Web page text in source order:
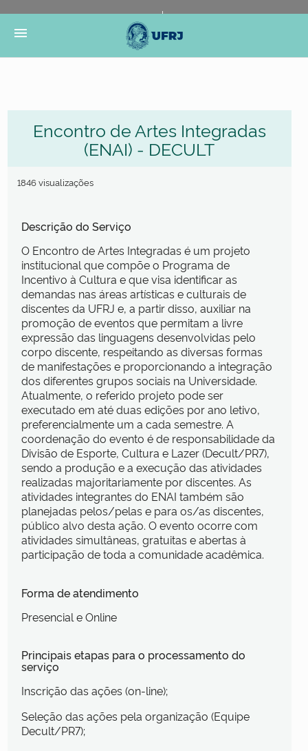
Portal do Governo Brasileiro
Governo
menu
Encontro de Artes Integradas
(ENAI) - DECULT
1846 visualizações
Descrição do Serviço
O Encontro de Artes Integradas é um projeto
institucional que compõe o Programa de
Incentivo à Cultura e que visa identificar as
demandas nas áreas artísticas e culturais de
discentes da UFRJ e, a partir disso, auxiliar na
promoção de eventos que permitam a livre
expressão das linguagens desenvolvidas pelo
corpo discente, respeitando as diversas formas
de manifestações e proporcionando a integração
dos diferentes grupos sociais na Universidade.
Atualmente, o referido projeto pode ser
executado em até duas edições por ano letivo,
preferencialmente um a cada semestre. A
coordenação do evento é de responsabilidade da
Divisão de Esporte, Cultura e Lazer (Decult/PR7),
sendo a produção e a execução das atividades
realizadas majoritariamente por discentes. As
atividades integrantes do ENAI também são
planejadas pelos/pelas e para os/as discentes,
público alvo desta ação. O evento ocorre com
atividades simultâneas, gratuitas e abertas à
participação de toda a comunidade acadêmica.
Forma de atendimento
Presencial e Online
Principais etapas para o processamento do
serviço
Inscrição das ações (on-line);
Seleção das ações pela organização (Equipe
Decult/PR7);